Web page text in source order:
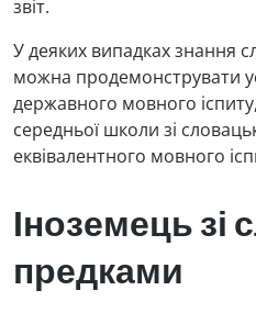
звіт.
У деяких випадках знання
можна продемонструвати
державного мовного
середньої школи зі
еквівалентного мовного
Іноземець зі
предками